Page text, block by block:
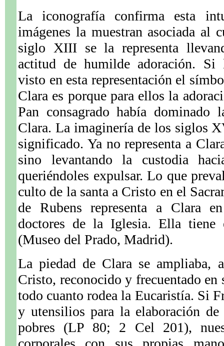
La iconografía confirma esta
imágenes la muestran asociada al
siglo XIII se la representa
actitud de humilde adoración. Si
visto en esta representación el
Clara es porque para ellos la
Pan consagrado había dominado
Clara. La imaginería de los siglos
significado. Ya no representa a
sino levantando la custodia
queriéndoles expulsar. Lo que
culto de la santa a Cristo en el
de Rubens representa a Clara
doctores de la Iglesia. Ella
(Museo del Prado, Madrid).
La piedad de Clara se ampliaba,
Cristo, reconocido y frecuentado en
todo cuanto rodea la Eucaristía. Si
y utensilios para la elaboración
pobres (LP 80; 2 Cel 201),